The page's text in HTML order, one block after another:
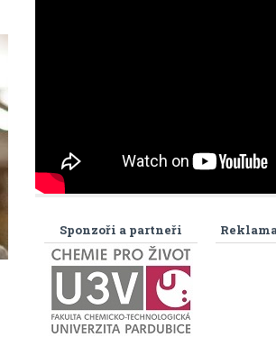
Sponzoři a partneři